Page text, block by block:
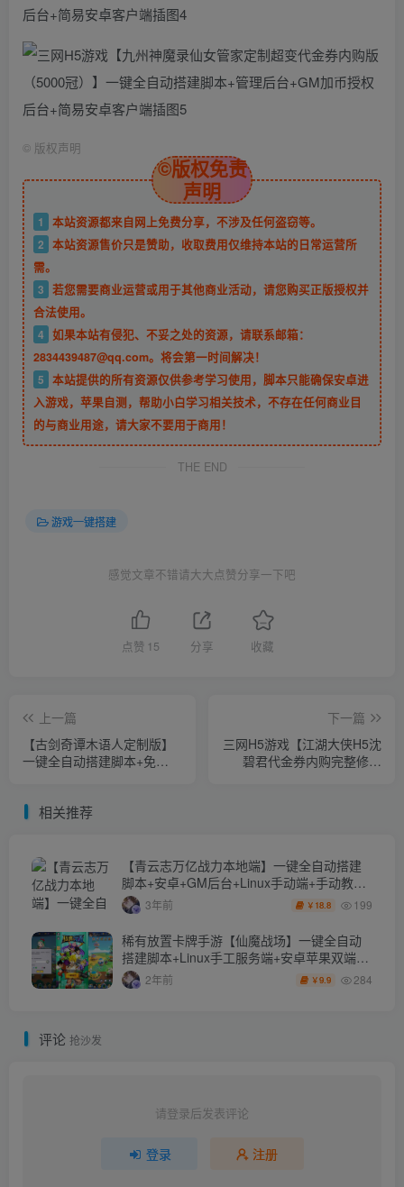
© 版权声明
©版权免责
声明
1
本站资源都来自网上免费分享，不涉及任何盗窃等。
2 本站资源售价只是赞助，收取费用仅维持本站的日常运营所
需。
3 若您需要商业运营或用于其他商业活动，请您购买正版授权并
合法使用。
4 如果本站有侵犯、不妥之处的资源，请联系邮箱：
2834439487@qq.com。将会第一时间解决！
5 本站提供的所有资源仅供参考学习使用，脚本只能确保安卓进
入游戏，苹果自测，帮助小白学习相关技术，不存在任何商业目
的与商业用途，请大家不要用于商用！
THE END
游戏一键搭建
感觉文章不错请大大点赞分享一下吧
点赞 15 分享 收藏
上一篇
【古剑奇谭木语人定制版】
一键全自动搭建脚本+免
下一篇
三网H5游戏【江湖大侠H5沈
碧君代金券内购完整修复
相关推荐
【青云志万亿战力本地端】一键全自动搭建
脚本+安卓+GM后台+Linux手动端+手动教
程。3年前 ￥ 18.8 199
稀有放置卡牌手游【仙魔战场】一键全自动
搭建脚本+Linux手工服务端+安卓苹果双端
+GM后台+详细搭建教程+视频教程
2年前 ￥9.9 284
评论 抢沙发
请登录后发表评论
登录 注册